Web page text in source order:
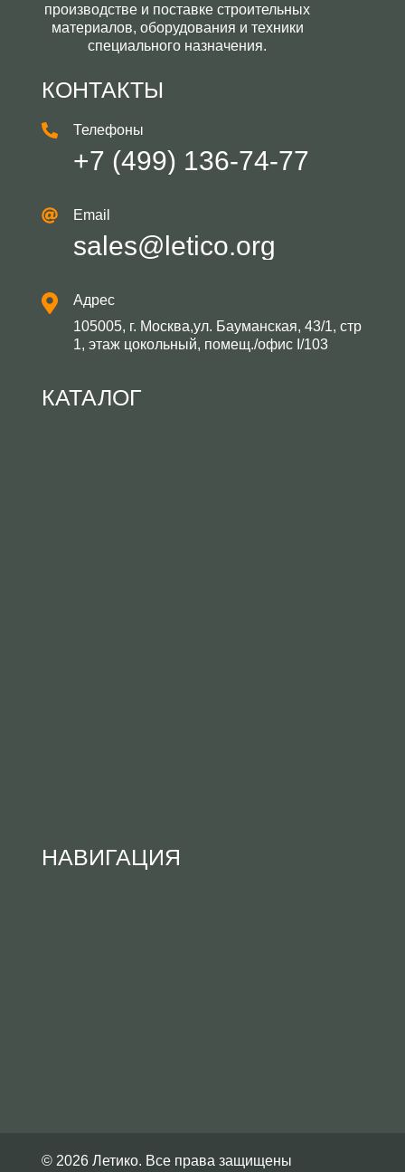
производстве и поставке строительных
материалов, оборудования и техники
специального назначения.
КОНТАКТЫ
Телефоны
+7 (499) 136-74-77
Email
sales@letico.org
Адрес
105005, г. Москва,ул. Бауманская, 43/1, стр
1, этаж цокольный, помещ./офис I/103
КАТАЛОГ
НАВИГАЦИЯ
© 2026 Летико. Все права защищены